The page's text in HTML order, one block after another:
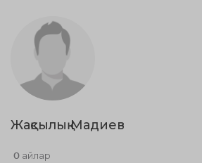
Жақсылық Мадиев
0 айлар